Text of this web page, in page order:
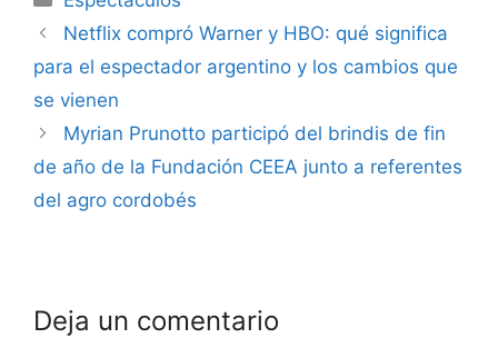
Netflix compró Warner y HBO: qué significa
para el espectador argentino y los cambios que
se vienen
Myrian Prunotto participó del brindis de fin
de año de la Fundación CEEA junto a referentes
del agro cordobés
Deja un comentario